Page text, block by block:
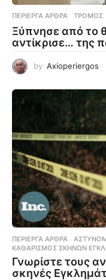
ΠΕΡΊΕΡΓΑ ΆΡΘΡΑ ΤΡΌΜΟΣ
Ξύπνησε από το
αντίκρισε… της
by Axioperiergos
ΠΕΡΊΕΡΓΑ ΆΡΘΡΑ
ΚΑΘΑΡΙΣΜΌΣ ΣΚΗΝΏΝ
Γνωρίστε τους
σκηνές